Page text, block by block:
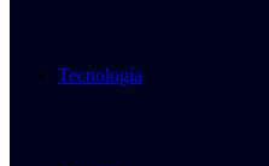
Tecnología